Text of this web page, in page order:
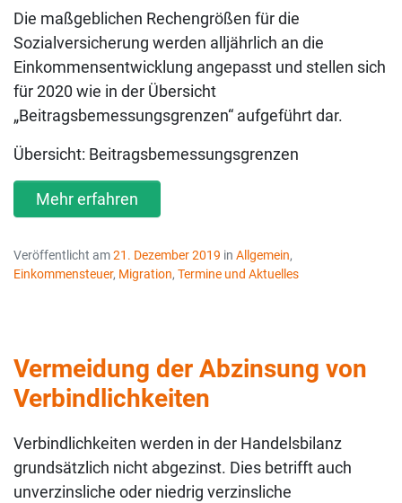
Die maßgeblichen Rechengrößen für die
Sozialversicherung werden alljährlich an die
Einkommensentwicklung angepasst und stellen sich
für 2020 wie in der Übersicht
„Beitragsbemessungsgrenzen“ aufgeführt dar.
Übersicht: Beitragsbemessungsgrenzen
Mehr erfahren
Veröffentlicht am21. Dezember 2019 in Allgemein,
Einkommensteuer, Migration, Termine und Aktuelles
Vermeidung der Abzinsung von
Verbindlichkeiten
Verbindlichkeiten werden in der Handelsbilanz
grundsätzlich nicht abgezinst. Dies betrifft auch
unverzinsliche oder niedrig verzinsliche